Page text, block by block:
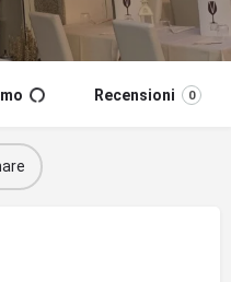
Recensioni 0